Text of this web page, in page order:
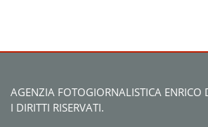
AGENZIA FOTOGIORNALISTICA ENRICO
I DIRITTI RISERVATI.